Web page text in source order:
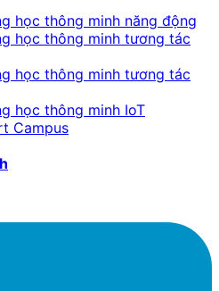
học thông minh năng động
học thông minh tương tác
học thông minh tương tác
học thông minh IoT
Campus